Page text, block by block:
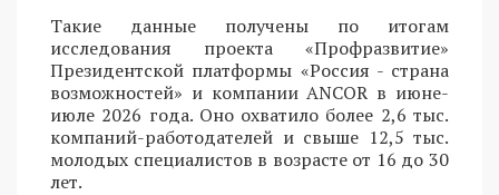
Такие данные получены по итогам
исследования проекта «Профразвитие»
Президентской платформы «Россия - страна
возможностей» и компании ANCOR в июне-
июле 2026 года. Оно охватило более 2,6 тыс.
компаний-работодателей и свыше 12,5 тыс.
молодых специалистов в возрасте от 16 до 30
лет.